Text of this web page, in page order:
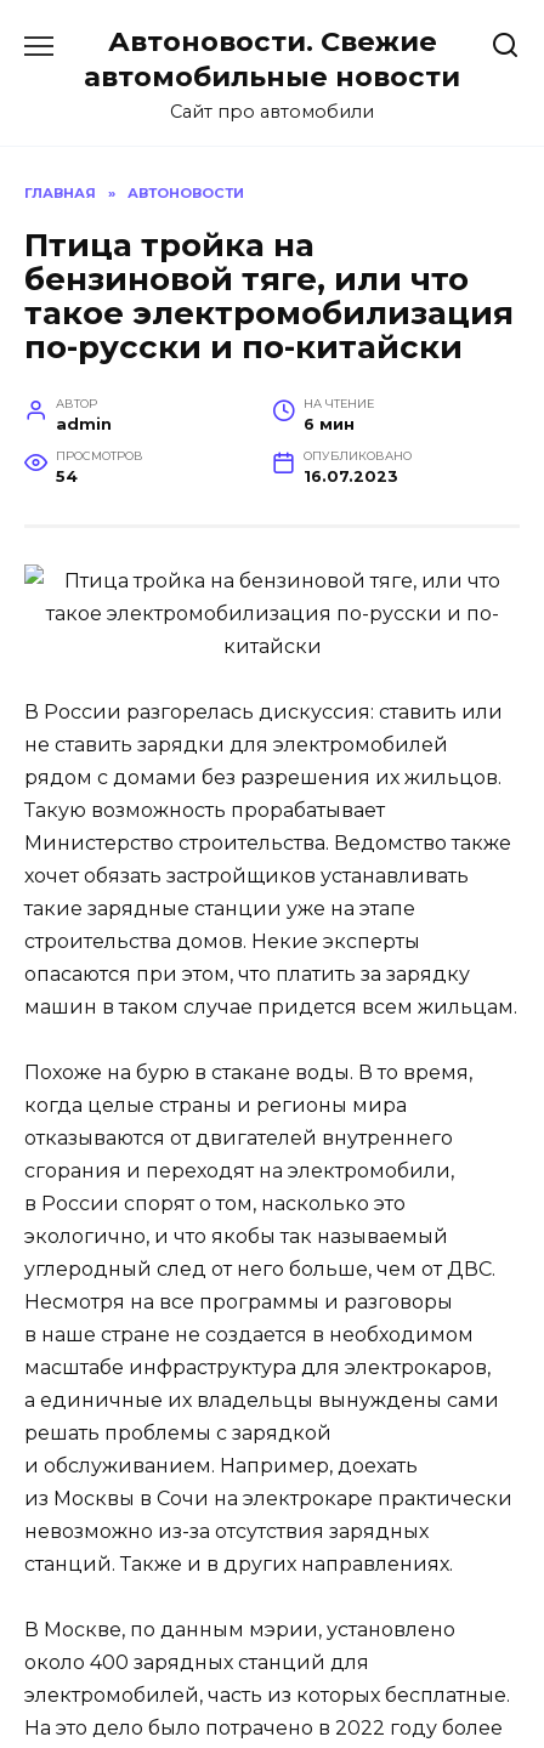
содержанию
Автоновости. Свежие
автомобильные новости
Сайт про автомобили
ГЛАВНАЯ » АВТОНОВОСТИ
Птица тройка на
бензиновой тяге, или что
такое электромобилизация
по-русски и по-китайски
АВТОР
admin
НА ЧТЕНИЕ
6 мин
ПРОСМОТРОВ
54
ОПУБЛИКОВАНО
16.07.2023
В России разгорелась дискуссия: ставить или
не ставить зарядки для электромобилей
рядом с домами без разрешения их жильцов.
Такую возможность прорабатывает
Министерство строительства. Ведомство также
хочет обязать застройщиков устанавливать
такие зарядные станции уже на этапе
строительства домов. Некие эксперты
опасаются при этом, что платить за зарядку
машин в таком случае придется всем жильцам.
Похоже на бурю в стакане воды. В то время,
когда целые страны и регионы мира
отказываются от двигателей внутреннего
сгорания и переходят на электромобили,
в России спорят о том, насколько это
экологично, и что якобы так называемый
углеродный след от него больше, чем от ДВС.
Несмотря на все программы и разговоры
в наше стране не создается в необходимом
масштабе инфраструктура для электрокаров,
а единичные их владельцы вынуждены сами
решать проблемы с зарядкой
и обслуживанием. Например, доехать
из Москвы в Сочи на электрокаре практически
невозможно из-за отсутствия зарядных
станций. Также и в других направлениях.
В Москве, по данным мэрии, установлено
около 400 зарядных станций для
электромобилей, часть из которых бесплатные.
На это дело было потрачено в 2022 году более